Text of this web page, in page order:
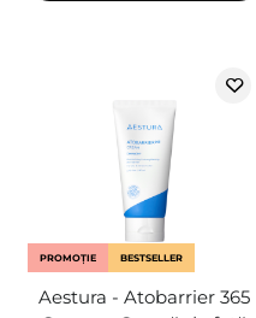
PROMOȚIE BESTSELLER
Aestura - Atobarrier 365